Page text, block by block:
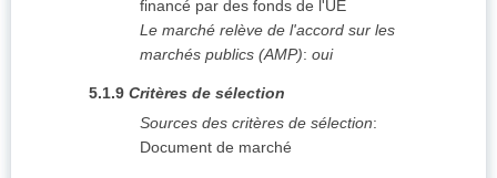
financé par des fonds de l'UE
Le marché relève de l'accord sur les
marchés publics (AMP): oui
5.1.9 Critères de sélection
Sources des critères de sélection:
Document de marché